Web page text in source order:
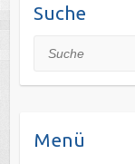
Suche
Suche
Menü